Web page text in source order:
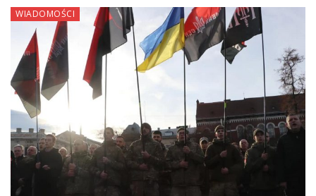
WIADOMOŚCI